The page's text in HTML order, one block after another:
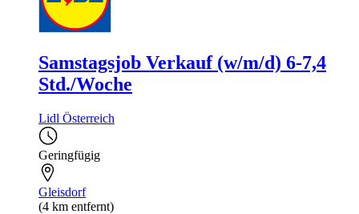
Samstagsjob Verkauf (w/m/d) 6-7,4
Std./Woche
Lidl Österreich
Geringfügig
Gleisdorf
(4 km entfernt)